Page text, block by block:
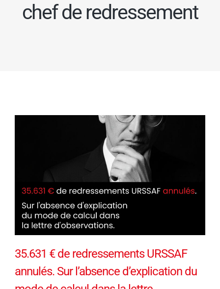
chef de redressement
35.631 € de redressements URSSAF
annulés. Sur l’absence d’explication du